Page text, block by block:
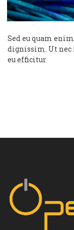
Sed eu quam
dignissim. Ut nec
eu efficitur